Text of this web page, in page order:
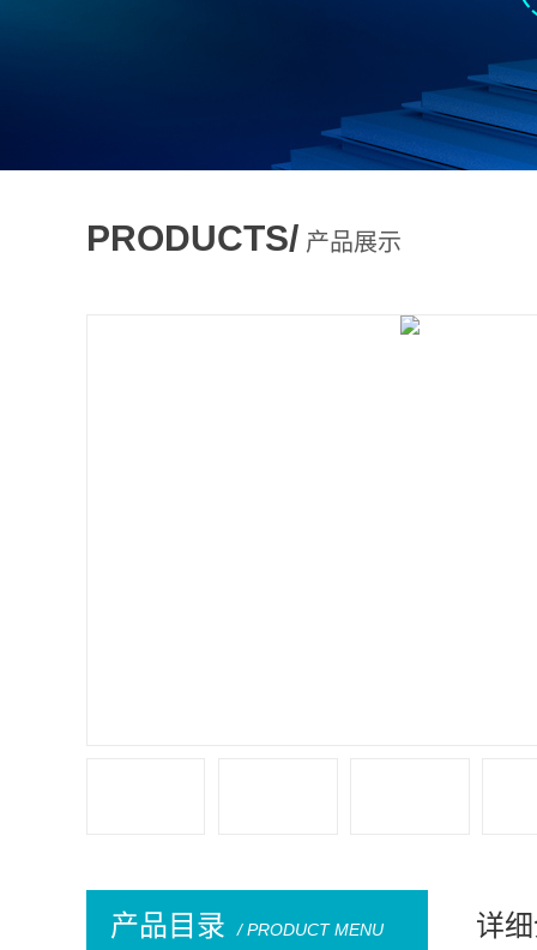
PRODUCTS/ 产品展示
产品目录 / PRODUCT MENU 详